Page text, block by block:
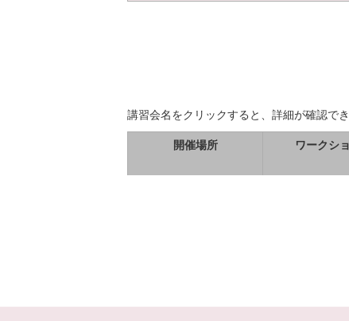
講習会名をクリックすると、詳細が確認で
開催場所 ワークシ